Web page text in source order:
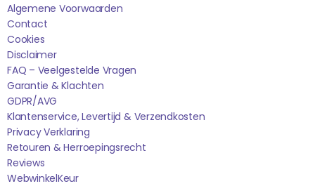
Algemene Voorwaarden
Contact
Cookies
Disclaimer
FAQ – Veelgestelde Vragen
Garantie & Klachten
GDPR/AVG
Klantenservice, Levertijd & Verzendkosten
Privacy Verklaring
Retouren & Herroepingsrecht
Reviews
WebwinkelKEur